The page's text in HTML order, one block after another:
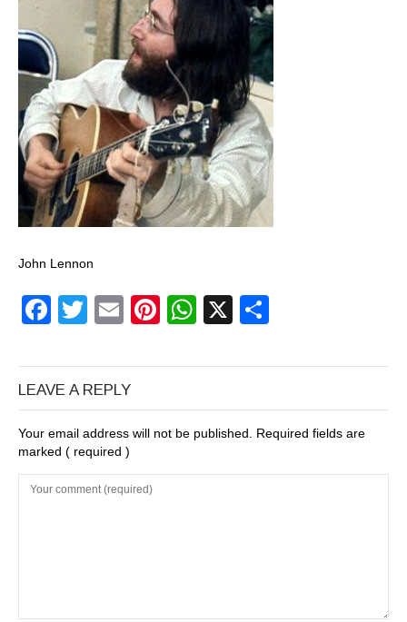
John Lennon
Facebook
Twitter
EmailPinterest
WhatsApp
X
LEAVE A REPLY
Your email address will not be published. Required fields are
marked ( required )